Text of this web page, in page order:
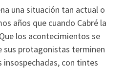
una situación tan actual o
años que cuando Cabré la
los acontecimientos se
sus protagonistas terminen
insospechadas, con tintes